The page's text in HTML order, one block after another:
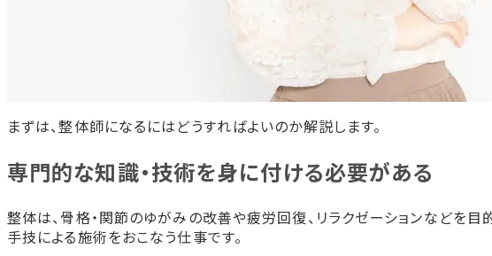
専門性の高い整体師を目指すなら「首都医校・名古屋医専・大阪医専」がおすす
まずは、整体師になるにはどうすればよいのか解説します。
専門的な知識・技術を身に付ける必要がある
整体は、骨格・関節のゆがみの改善や疲労回復、リラクゼーションなどを
手技による施術をおこなう仕事です。